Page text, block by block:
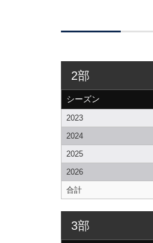
2部
シーズン
2023
2024
2025
2026
合計
3部